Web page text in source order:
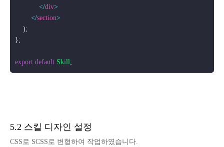
</div>
</section>
    );
};
export default Skill
5.2 스킬 디자인 설정
CSS로 SCSS로 변형하여 작업하였습니다.